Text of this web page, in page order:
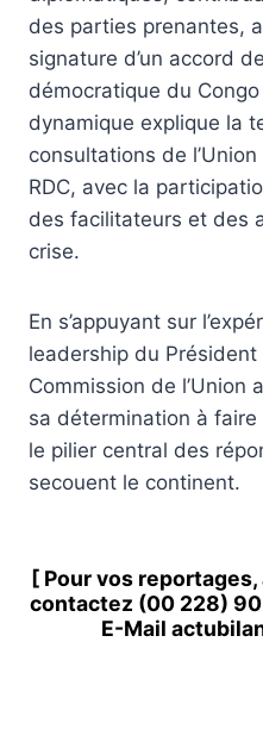
des parties prenantes,
signature d’un accord
démocratique du
dynamique explique la
consultations de
RDC, avec la
des facilitateurs et des
crise.
En s’appuyant sur
leadership du Président
Commission de l’Union
sa détermination à
le pilier central des
secouent le continent.
[ Pour vos
contactez (00 228) 90
E-Mail